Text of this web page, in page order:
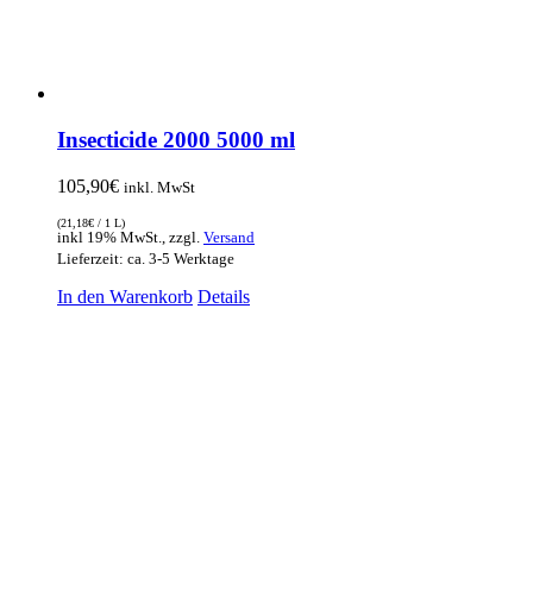
Insecticide 2000 5000 ml
105,90€ inkl. MwSt
(21,18€ / 1 L)
inkl 19% MwSt., zzgl. Versand
Lieferzeit: ca. 3-5 Werktage
In den Warenkorb Details